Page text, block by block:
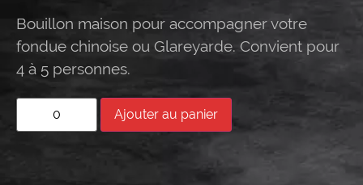
Bouillon maison pour accompagner votre
fondue chinoise ou Glareyarde. Convient pour
4 à 5 personnes.
Ajouter au panier